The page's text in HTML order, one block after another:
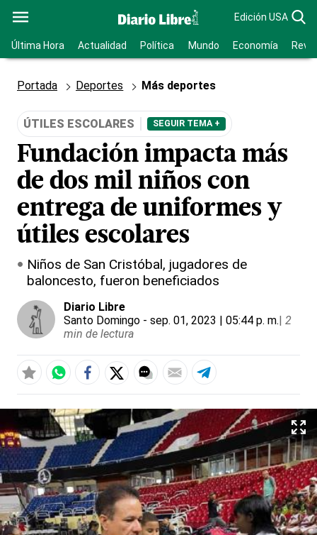
Edición USA
Última Hora Actualidad Política Mundo Economía
Portada Deportes Más deportes
ÚTILES ESCOLARES SEGUIR TEMA +
Fundación impacta más
de dos mil niños con
entrega de uniformes y
útiles escolares
Niños de San Cristóbal, jugadores de
baloncesto, fueron beneficiados
Diario Libre
Santo Domingo - sep. 01, 2023 | 05:44 p. m.| 2
min de lectura